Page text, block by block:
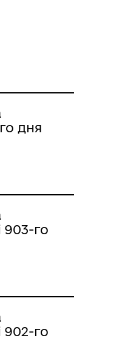
дня
903-го
902-го